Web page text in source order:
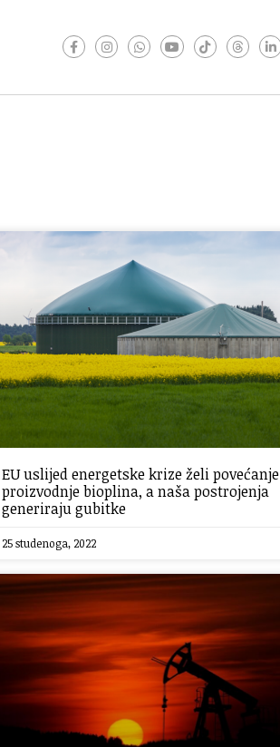
EU uslijed energetske krize želi povećanje
proizvodnje bioplina, a naša postrojenja
generiraju gubitke
25 studenoga, 2022